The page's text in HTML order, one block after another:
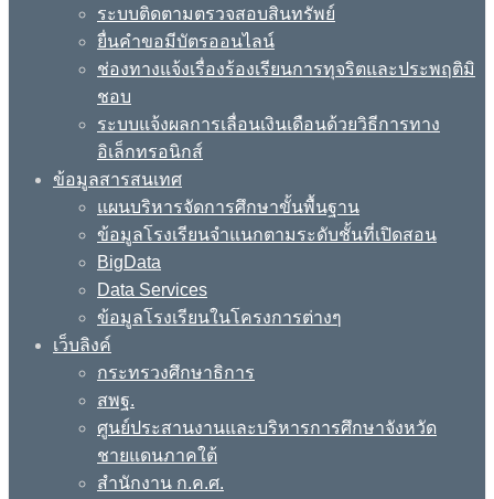
ระบบติดตามตรวจสอบสินทรัพย์
ยื่นคำขอมีบัตรออนไลน์
ช่องทางแจ้งเรื่องร้องเรียนการทุจริตและประพฤติมิ
ชอบ
ระบบแจ้งผลการเลื่อนเงินเดือนด้วยวิธีการทาง
อิเล็กทรอนิกส์
ข้อมูลสารสนเทศ
แผนบริหารจัดการศึกษาขั้นพื้นฐาน
ข้อมูลโรงเรียนจำแนกตามระดับชั้นที่เปิดสอน
BigData
Data Services
ข้อมูลโรงเรียนในโครงการต่างๆ
เว็บลิงค์
กระทรวงศึกษาธิการ
สพฐ.
ศูนย์ประสานงานและบริหารการศึกษาจังหวัด
ชายแดนภาคใต้
สำนักงาน ก.ค.ศ.